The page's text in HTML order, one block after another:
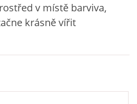
v místě barviva,
krásně vířit